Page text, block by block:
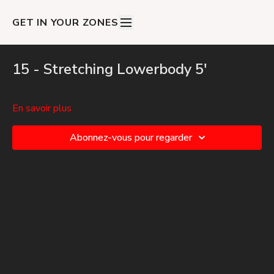
GET IN YOUR ZONES
15 - Stretching Lowerbody 5'
En savoir plus
Abonnez-vous pour regarder